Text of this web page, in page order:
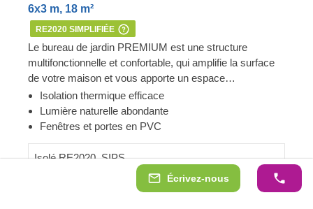
Écrivez-nous
6x3 m, 18 m²
RE2020 SIMPLIFIÉE
Le bureau de jardin PREMIUM est une structure
multifonctionnelle et confortable, qui amplifie la surface
de votre maison et vous apporte un espace
supplémentaire pour effectuer vos activités préférées.
Lumineux, spacieux et totalement optimisé pour une
utilisation de bureau délocalisé, cet habitacle
comme studio artistique ou comme atelier. L'isolation
thermique efficace rend cet habitacle chaleureux et
confortable pour y passer votre temps toute l'année.
Isolation thermique efficace
Lumière naturelle abondante
Fenêtres et portes en PVC
Isolé RE2020, SIPS